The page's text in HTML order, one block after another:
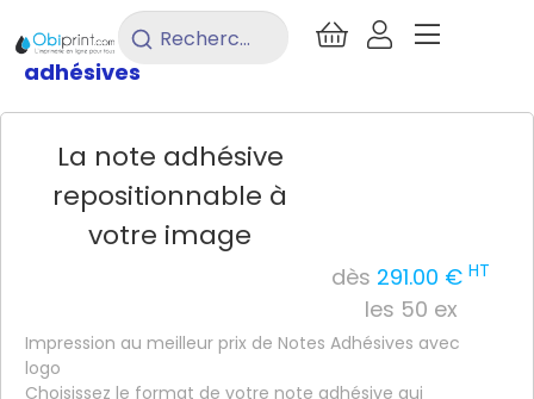
Rechercher
/ Imprimerie / Bureautique
Notes
adhésives
La note adhésive
repositionnable à
votre image
dès 291.00 €HT
les 50 ex
Impression au meilleur prix de Notes Adhésives avec
logo
Choisissez le format de votre note adhésive qui